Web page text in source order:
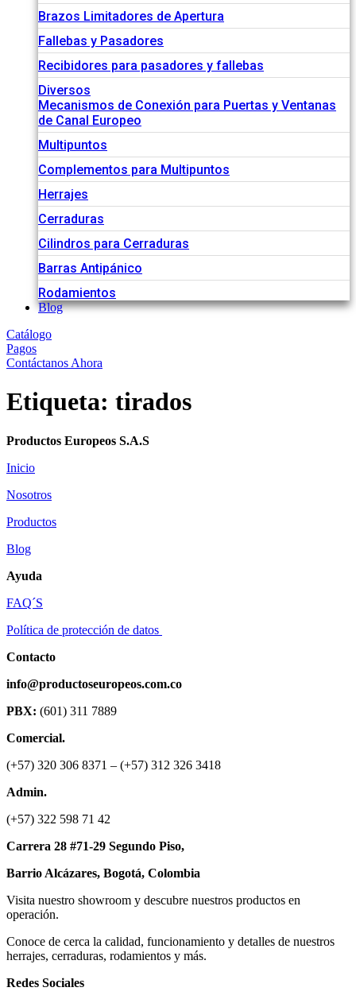
Brazos Limitadores de Apertura
Fallebas y Pasadores
Recibidores para pasadores y fallebas
Diversos
Mecanismos de Conexión para Puertas y Ventanas
de Canal Europeo
Multipuntos
Complementos para Multipuntos
Herrajes
Cerraduras
Cilindros para Cerraduras
Barras Antipánico
Rodamientos
Blog
Catálogo
Pagos
Contáctanos Ahora
Etiqueta: tirados
Productos Europeos S.A.S
Inicio
Nosotros
Productos
Blog
Ayuda
FAQ´S
Política de protección de datos
Contacto
info@productoseuropeos.com.co
PBX: (601) 311 7889
Comercial.
(+57) 320 306 8371 – (+57) 312 326 3418
Admin.
(+57) 322 598 71 42
Carrera 28 #71-29 Segundo Piso,
Barrio Alcázares, Bogotá, Colombia
Visita nuestro showroom y descubre nuestros productos en
operación.
Conoce de cerca la calidad, funcionamiento y detalles de nuestros
herrajes, cerraduras, rodamientos y más.
Redes Sociales